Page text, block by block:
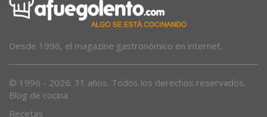
Desde 1996, el magazine gastronómico en internet.
© 1996 - 2026. 31 años. Todos los derechos reservados.
Blog de cocina
Recetas